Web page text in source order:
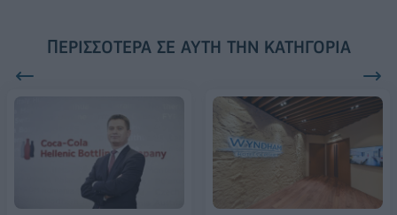
ΠΕΡΙΣΣΌΤΕΡΑ ΣΕ ΑΥΤΉ ΤΗΝ ΚΑΤΗΓΟΡΊΑ